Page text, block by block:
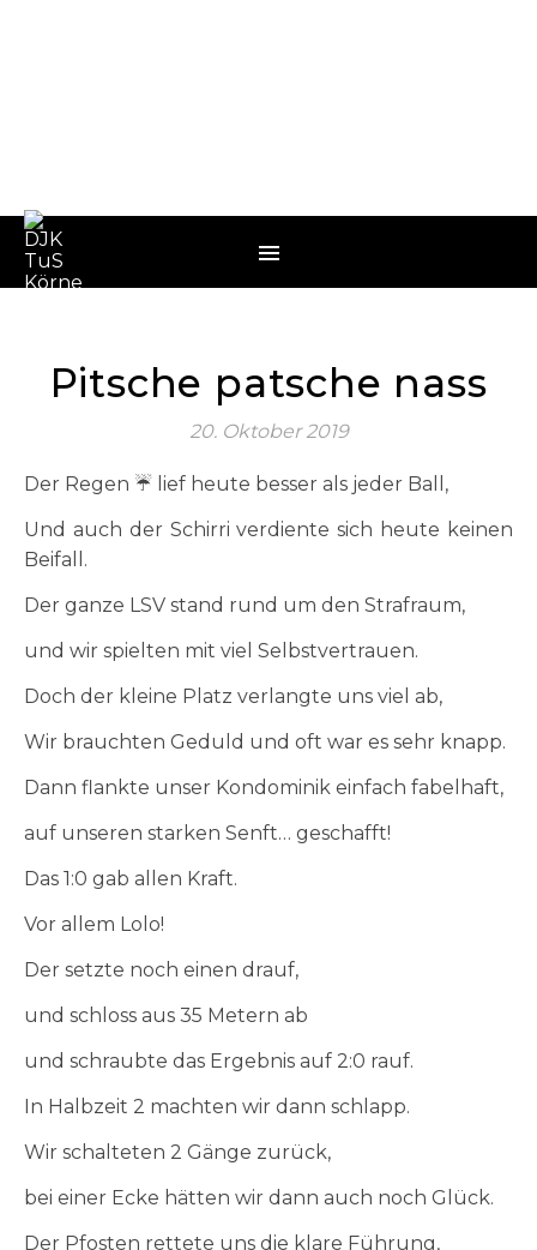
Pitsche patsche nass
20. Oktober 2019
Der Regen ☔️ lief heute besser als jeder Ball,
Und auch der Schirri verdiente sich heute keinen
Beifall.
Der ganze LSV stand rund um den Strafraum,
und wir spielten mit viel Selbstvertrauen.
Doch der kleine Platz verlangte uns viel ab,
Wir brauchten Geduld und oft war es sehr knapp.
Dann flankte unser Kondominik einfach fabelhaft,
auf unseren starken Senft… geschafft!
Das 1:0 gab allen Kraft.
Vor allem Lolo!
Der setzte noch einen drauf,
und schloss aus 35 Metern ab
und schraubte das Ergebnis auf 2:0 rauf.
In Halbzeit 2 machten wir dann schlapp.
Wir schalteten 2 Gänge zurück,
bei einer Ecke hätten wir dann auch noch Glück.
Der Pfosten rettete uns die klare Führung,